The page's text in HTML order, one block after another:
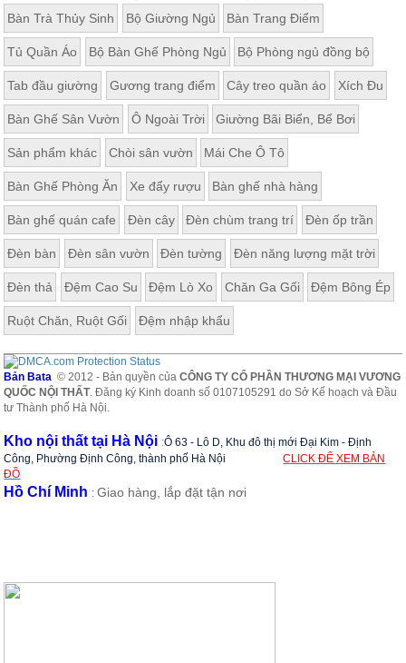
Bàn Trà Thủy Sinh Bộ Giường Ngủ Bàn Trang Điểm
Tủ Quần Áo Bộ Bàn Ghế Phòng Ngủ Bộ Phòng ngủ đồng bộ
Tab đầu giường Gương trang điểm Cây treo quần áo Xích Đu
Bàn Ghế Sân Vườn Ô Ngoài Trời Giường Bãi Biển, Bể Bơi
Sản phẩm khác Chòi sân vườn Mái Che Ô Tô
Bàn Ghế Phòng Ăn Xe đẩy rượu Bàn ghế nhà hàng
Bàn ghế quán cafe Đèn cây Đèn chùm trang trí Đèn ốp trần
Đèn bàn Đèn sân vườn Đèn tường Đèn năng lượng mặt trời
Đèn thả Đệm Cao Su Đệm Lò Xo Chăn Ga Gối Đệm Bông Ép
Ruột Chăn, Ruột Gối Đệm nhập khẩu
Bản Bata © 2012 - Bản quyền củaCÔNG TY CỔ PHẦN THƯƠNG MẠI VƯƠNG
QUỐC NỘI THẤT. Đăng ký Kinh doanh số 0107105291 do Sở Kế hoạch và Đầu
tư Thành phố Hà Nội.
Kho nội thất tại Hà Nội :Ô 63 - Lô D, Khu đô thị mới Đại Kim - Định
Công, Phường Định Công, thành phố Hà Nội
CLICK ĐỂ XEM BẢN
ĐỒ
Hồ Chí Minh :Giao hàng, lắp đặt tận nơi